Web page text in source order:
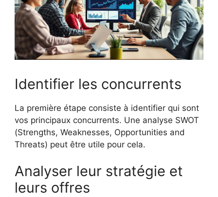
Identifier les concurrents
La première étape consiste à identifier qui sont
vos principaux concurrents. Une analyse SWOT
(Strengths, Weaknesses, Opportunities and
Threats) peut être utile pour cela.
Analyser leur stratégie et
leurs offres